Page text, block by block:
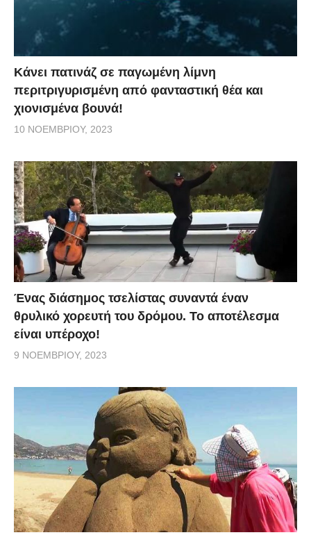
Κάνει πατινάζ σε παγωμένη λίμνη
περιτριγυρισμένη από φανταστική θέα και
χιονισμένα βουνά!
10 ΝΟΕΜΒΡΊΟΥ, 2023
Ένας διάσημος τσελίστας συναντά έναν
θρυλικό χορευτή του δρόμου. Το αποτέλεσμα
είναι υπέροχο!
9 ΝΟΕΜΒΡΊΟΥ, 2023